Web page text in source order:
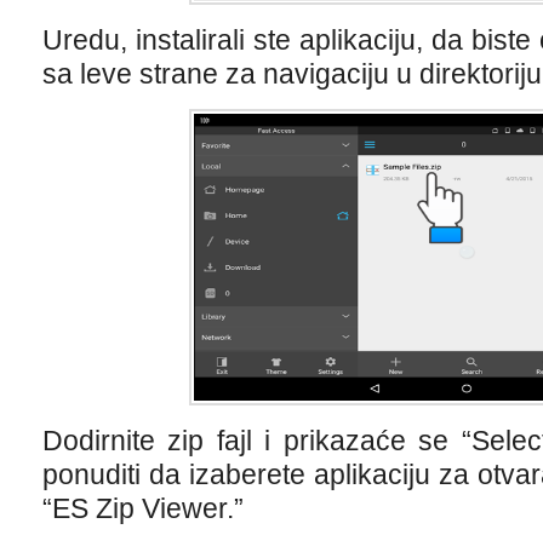
Uredu, instalirali ste aplikaciju, da
sa leve strane za navigaciju u
Dodirnite zip fajl i prikazaće se
ponuditi da izaberete aplikaciju za
“ES Zip Viewer.”